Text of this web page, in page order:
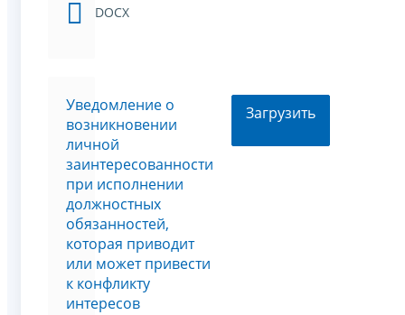
DOCX
Уведомление о
возникновении
личной
заинтересованности
при исполнении
должностных
обязанностей,
которая приводит
или может привести
к конфликту
интересов
Загрузить